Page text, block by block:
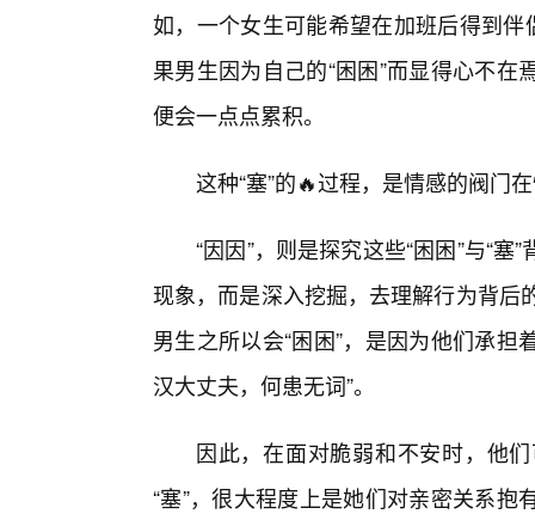
如，一个女生可能希望在加班后得到
果男生因为自己的“困困”而显得心不
便会一点点累积。
这种“塞”的🔥过程，是情感的阀门
“因因”，则是探究这些“困困”与“
现象，而是深入挖掘，去理解行为背
男生之所以会“困困”，是因为他们承担
汉大丈夫，何患无词”。
因此，在面对脆弱和不安时，他
“塞”，很大程度上是她们对亲密关系